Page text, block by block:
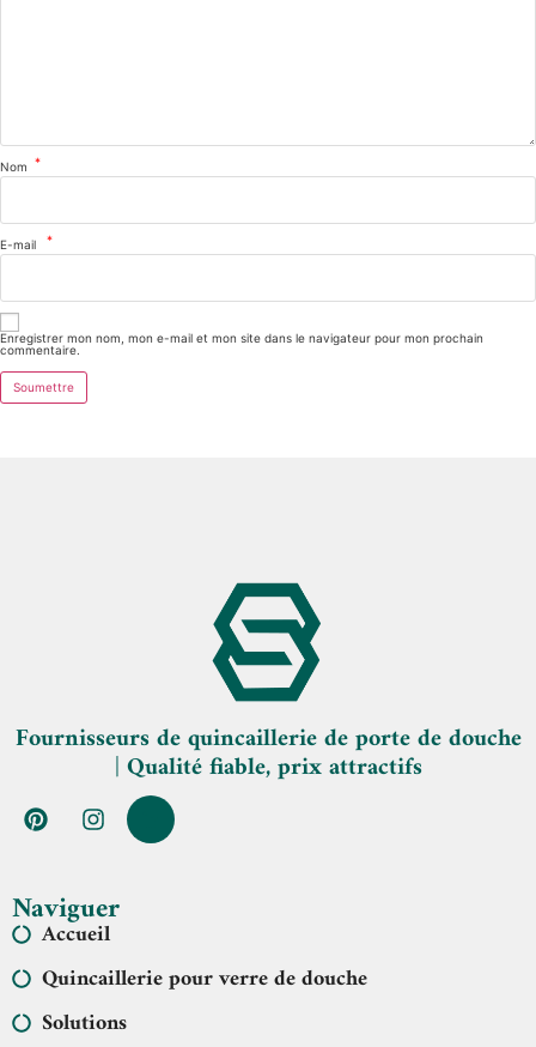
Nom *
E-mail *
Enregistrer mon nom, mon e-mail et mon site dans le navigateur pour mon prochain
commentaire.
Fournisseurs de quincaillerie de porte de douche
| Qualité fiable, prix attractifs
Naviguer
Accueil
Quincaillerie pour verre de douche
Solutions